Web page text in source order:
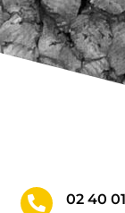
 02 40